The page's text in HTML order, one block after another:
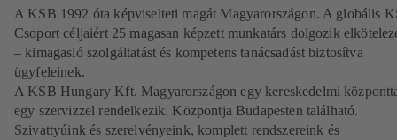
A KSB 1992 óta képviselteti magát Magyarországon. A globális
Csoport céljaiért 25 magasan képzett munkatárs dolgozik
– kimagasló szolgáltatást és kompetens tanácsadást biztosítva
ügyfeleinek.
A KSB Hungary Kft. Magyarországon egy kereskedelmi
egy szervizzel rendelkezik. Központja Budapesten található.
Szivattyúink és szerelvényeink, komplett rendszereink és